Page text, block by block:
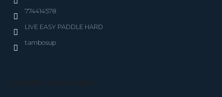
774414578
LIVE EASY PADDLE HARD
tambosup